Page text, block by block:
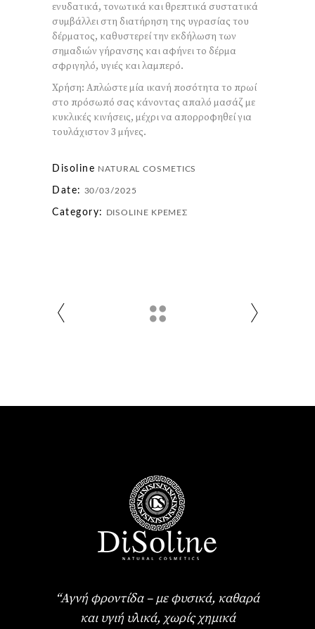
ενυδατικά, τονωτικά και θρεπτικά συστατικά
συμβάλλει στη διατήρηση της υγρασίας του
δέρματος, καθυστερεί την εκδήλωση των
σημαδιών γήρανσης και αφήνει το δέρμα
σφριγηλό, υγιές και λαμπερό.
Χρήση: Απλώστε μία ικανή ποσότητα το πρωί
στο πρόσωπό σας κάνοντας απαλό μασάζ με
κυκλικές κινήσεις, μέχρι να απορροφηθεί για
τουλάχιστον 3 μήνες.
Disoline NATURAL COSMETICS
Date: 30/03/2025
Category: DISOLINE ΚΡΈΜΕΣ
“Αγνή φροντίδα – με φυσικά, καθαρά
και υγιή υλικά, χωρίς χημικά